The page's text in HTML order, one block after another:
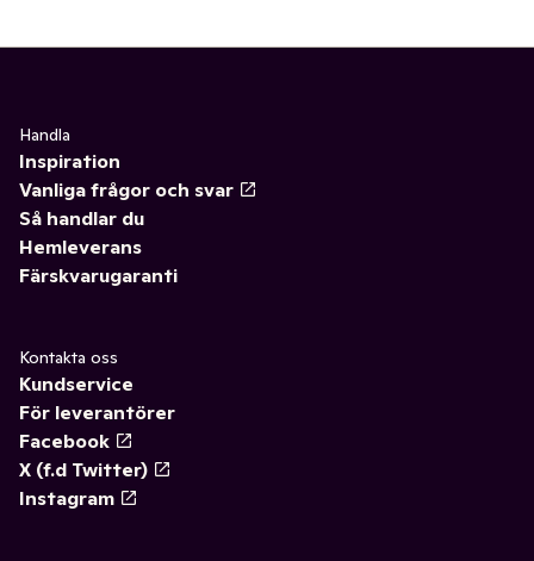
Handla
Inspiration
Vanliga frågor och svar
Så handlar du
Hemleverans
Färskvarugaranti
Kontakta oss
Kundservice
För leverantörer
Facebook
X (f.d Twitter)
Instagram